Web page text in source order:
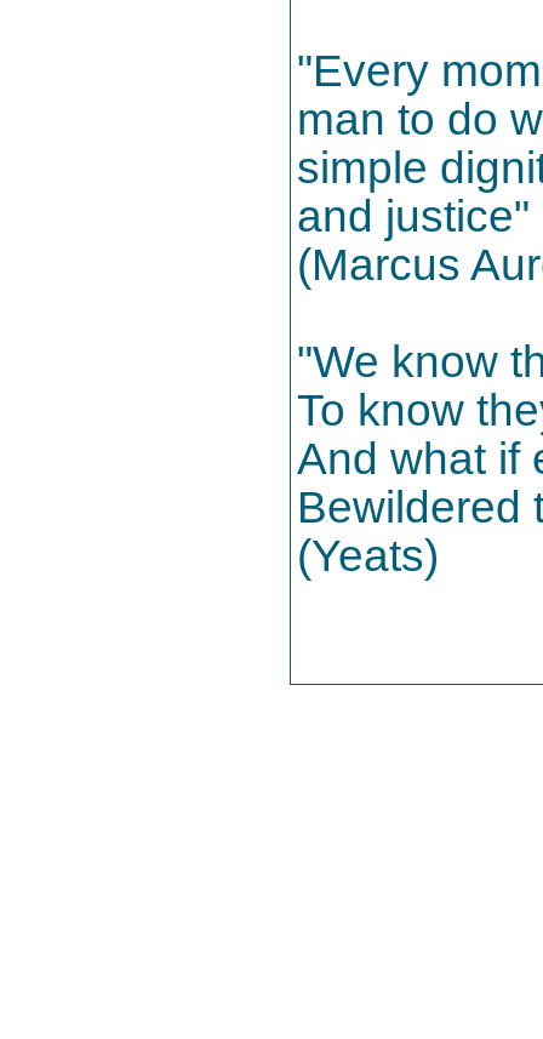
"Every
man to do
simple
and justice"
(Marcus
"We know
To know
And what if
Bewildered
(Yeats)